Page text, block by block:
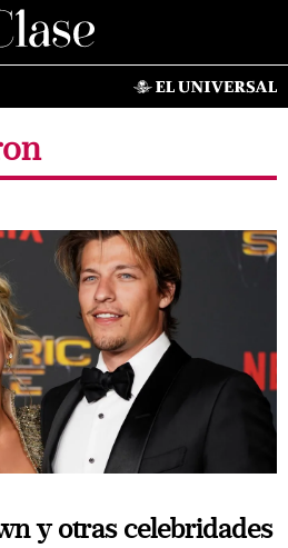
y otras celebridades